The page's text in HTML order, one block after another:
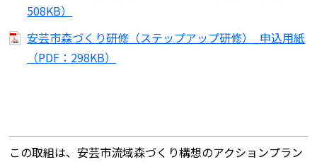
508KB）
安芸市森づくり研修（ステップアップ研修）_申込用紙
（PDF：298KB）
この取組は、安芸市流域森づくり構想のアクションプラン